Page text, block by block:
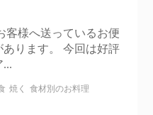
客様へ送っているお便
ります。 今回は好評
...
焼く 食材別のお料理